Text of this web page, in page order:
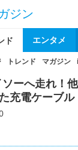
ジン
ド エンタメ
トレンド マガジン
ーへ走れ！
充電ケーブル